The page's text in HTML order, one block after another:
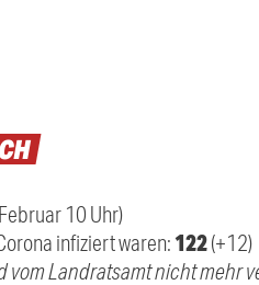
10 Uhr)
infiziert waren: 122(+12)
vom Landratsamt nicht mehr